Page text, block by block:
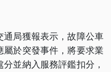
通局獲報表示，故障公車
於突發事件，將要求業
並納入服務評鑑扣分，